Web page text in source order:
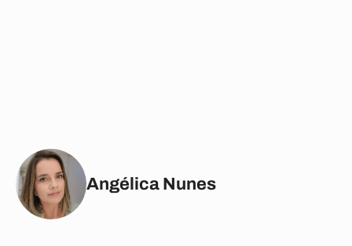
Angélica Nunes